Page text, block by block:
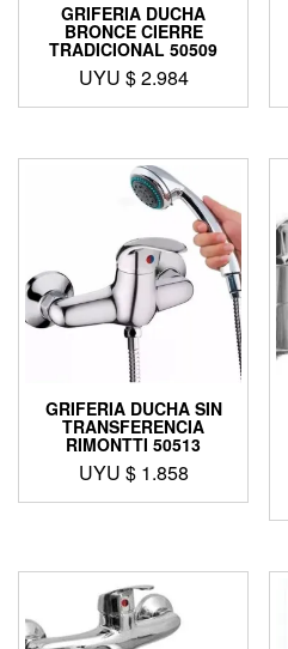
GRIFERIA DUCHA
BRONCE CIERRE
TRADICIONAL 50509
UYU $2.984
GRIFERIA DUCHA SIN
TRANSFERENCIA
RIMONTTI 50513
UYU $ 1.858